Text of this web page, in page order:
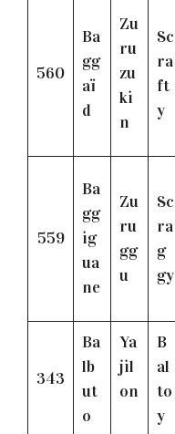
560
Ba
gg
aï
d
Zu
ru
zu
ki
n
Sc
ra
ft
y
559
Ba
gg
ig
ua
ne
Zu
ru
gg
u
Sc
ra
g
gy
343
Ba
lb
ut
o
Ya
jil
on
B
al
to
y